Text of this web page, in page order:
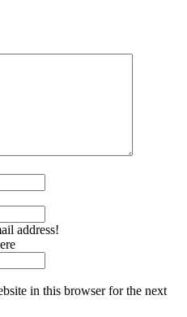
address!
in this browser for the next